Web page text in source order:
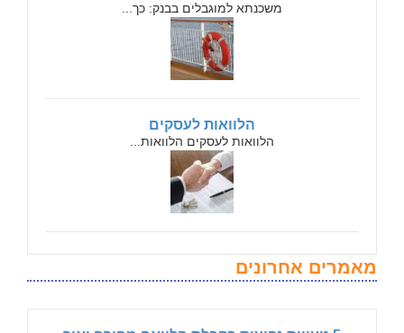
משכנתא למוגבלים בבנק: כך...
הלוואות לעסקים
הלוואות לעסקים הלוואות...
מאמרים אחרונים